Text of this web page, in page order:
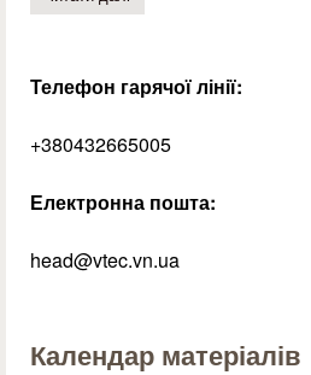
Телефон гарячої лінії:
+380432665005
Електронна пошта:
head@vtec.vn.ua
Календар матеріалів